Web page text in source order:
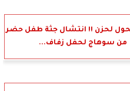
لحزن !! انتشال جثة طفل حضر
من سوهاج لحفل زفاف...